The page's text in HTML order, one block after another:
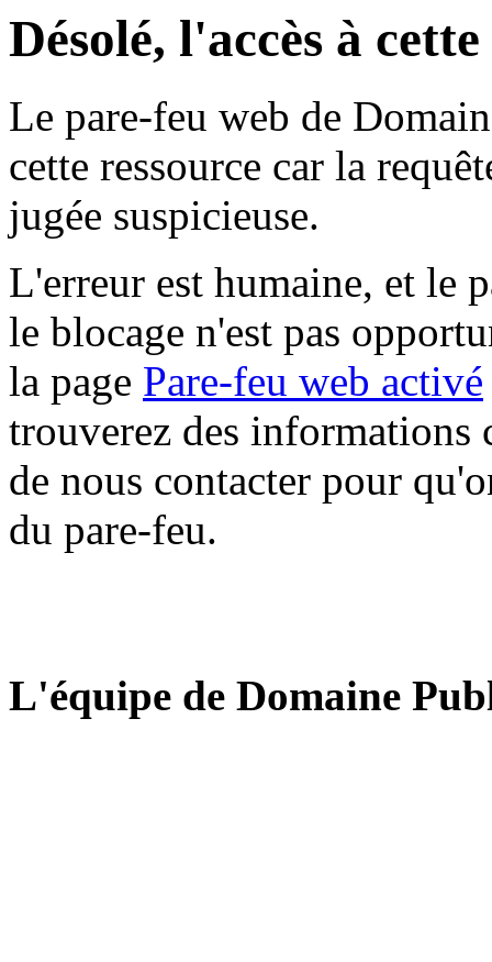
Désolé, l'accès à
Le pare-feu web de
cette ressource car la
jugée suspicieuse.
L'erreur est humaine, et le
le blocage n'est pas
la page Pare-feu web activé
trouverez des informations
de nous contacter pour
du pare-feu.
L'équipe de Domaine